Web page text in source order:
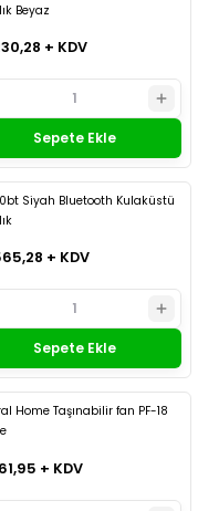
Beyaz
+ KDV
Sepete Ekle
Siyah Bluetooth Kulaküstü
+ KDV
Sepete Ekle
Home Taşınabilir fan PF-18
+ KDV